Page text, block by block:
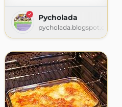
Pycholada
pycholada.blogspot.com